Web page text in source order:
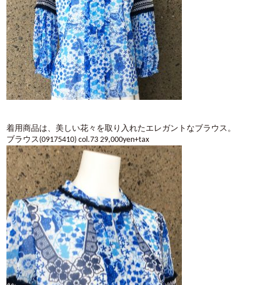
着用商品は、美しい花々を取り入れたエレガントなブラウス。
ブラウス(09175410) col.73 29,000yen+tax